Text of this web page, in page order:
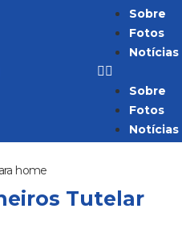
Sobre
Fotos
Notícias
Sobre
Fotos
Notícias
home
Tutelar